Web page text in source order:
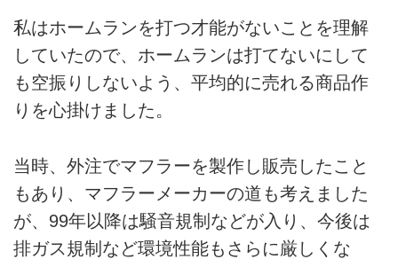
私はホームランを打つ才能がないことを理解
していたので、ホームランは打てないにして
も空振りしないよう、平均的に売れる商品作
りを心掛けました。
当時、外注でマフラーを製作し販売したこと
もあり、マフラーメーカーの道も考えました
が、99年以降は騒音規制などが入り、今後は
排ガス規制など環境性能もさらに厳しくな